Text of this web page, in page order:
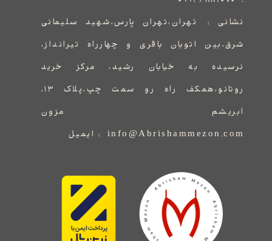
نشانی : ​​​​​​​​​​​​​​تهران،تهران پارس،شهید سلیمانی
شرق،بین اتوبان باقری و چهارراه تیرانداز،
نرسیده به خیابان رشید، مرکز خرید
روتانو،همکف راه رو سمت چپ،پلاک ۱۳،
ابریشم مزون
info@Abrishammezon.com : ایمیل